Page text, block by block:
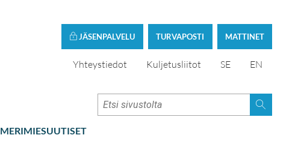
MATTINET
TURVAPOSTI
JÄSENPALVELU
Yhteystiedot Kuljetusliitot SE EN
MERIMIESUUTISET